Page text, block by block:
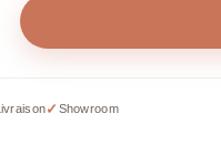
Livraison✓ Showroom